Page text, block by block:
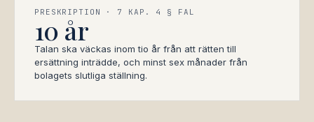
PRESKRIPTION · 7 KAP. 4 § FAL
10 år
Talan ska väckas inom tio år från att rätten till
ersättning inträdde, och minst sex månader från
bolagets slutliga ställning.